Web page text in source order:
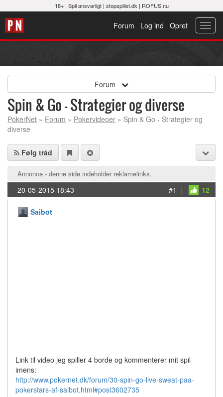
18+ | Spil ansvarligt| stopspillet.dk | ROFUS.nu
Opret
Log ind
Forum
Forum
Spin & Go - Strategier og diverse
PokerNet » Forum » Pokervideoer » Spin & Go - Strategier og
diverse
Følg tråd
Annonce - denne side indeholder reklamelinks.
20-05-2015 18:43 #1 | 12
Saibot
Link til video jeg spiller 4 borde og kommenterer mit spil
imens:
http://www.pokernet.dk/forum/30-spin-go-live-sweat-paa-
pokerstars-af-saibot.html#post3602735